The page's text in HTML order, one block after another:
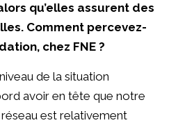
qu’elles assurent des
Comment percevez-
chez FNE ?
de la situation
avoir en tête que notre
est relativement